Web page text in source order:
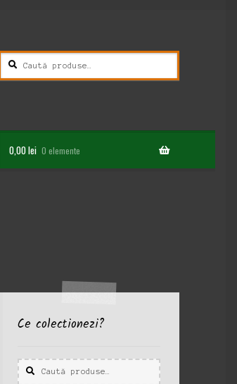
Caută
după:
Caută
0,00lei 0 elemente
Ce colectionezi?
Caută
după:
Caută